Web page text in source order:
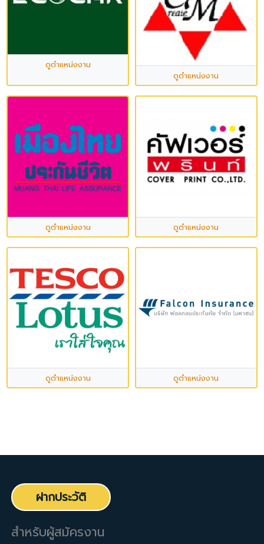
ดูตำแหน่งงาน
ดูตำแหน่งงาน
ดูตำแหน่งงาน ดูตำแหน่งงาน
ดูตำแหน่งงาน ดูตำแหน่งงาน
ฝากประวัติ
สำหรับผู้สมัครงาน